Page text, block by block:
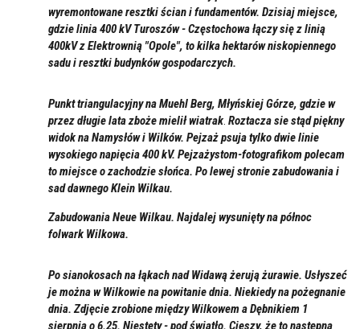
wyremontowane resztki ścian i fundamentów. Dzisiaj miejsce,
gdzie linia 400 kV Turoszów - Częstochowa łączy się z linią
400kV z Elektrownią "Opole", to kilka hektarów niskopiennego
sadu i resztki budynków gospodarczych.
Punkt triangulacyjny na Muehl Berg, Młyńskiej Górze, gdzie w
przez długie lata zboże mielił wiatrak. Roztacza sie stąd piękny
widok na Namysłów i Wilków. Pejzaż psuja tylko dwie linie
wysokiego napięcia 400 kV. Pejzażystom-fotografikom polecam
to miejsce o zachodzie słońca. Po lewej stronie zabudowania i
sad dawnego Klein Wilkau.
Zabudowania Neue Wilkau. Najdalej wysunięty na północ
folwark Wilkowa.
Po sianokosach na łąkach nad Widawą żerują żurawie. Usłyszeć
je można w Wilkowie na powitanie dnia. Niekiedy na pożegnanie
dnia. Zdjęcie zrobione między Wilkowem a Dębnikiem 1
sierpnia o 6.25. Niestety - pod światło. Cieszy, że to następna